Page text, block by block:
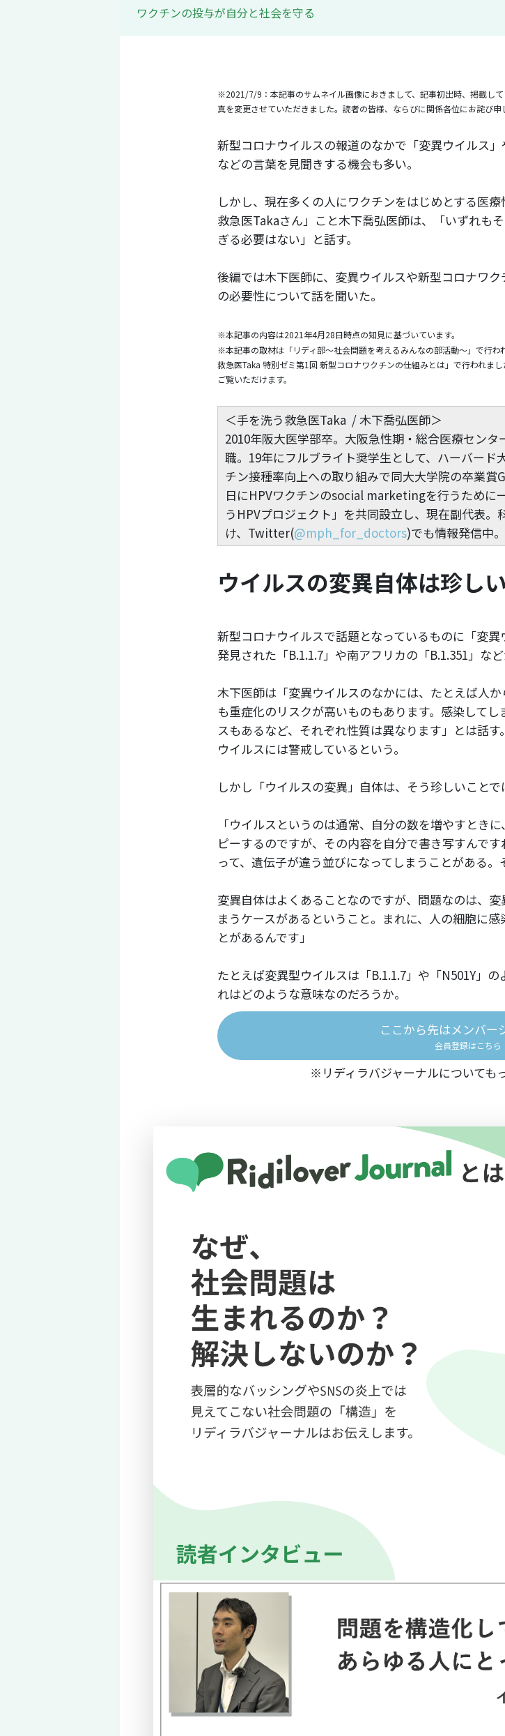
ワクチンの投与が自分と社会を守る
※2021/7/9：本記事のサムネイル画像におきまして、記事初出時、掲載し
真を変更させていただきました。読者の皆様、ならびに関係各位にお詫び申
新型コロナウイルスの報道のなかで「変異ウイルス」
などの言葉を見聞きする機会も多い。
しかし、現在多くの人にワクチンをはじめとする医
救急医Takaさん」こと木下喬弘医師は、「いずれも
ぎる必要はない」と話す。
後編では木下医師に、変異ウイルスや新型コロナワ
の必要性について話を聞いた。
※本記事の内容は2021年4月28日時点の知見に基づいています。
※本記事の取材は「リディ部〜社会問題を考えるみんなの部活動〜」で行
救急医Taka 特別ゼミ第1回 新型コロナワクチンの仕組みとは」で行われま
ご覧いただけます。
＜手を洗う救急医Taka / 木下喬弘医師＞
2010年阪大医学部卒。大阪急性期・総合医療セン
職。19年にフルブライト奨学生として、ハーバード
チン接種率向上への取り組みで同大大学院の卒業
日にHPVワクチンのsocial marketingを行うために
うHPVプロジェクト」を共同設立し、現在副代表
け、Twitter(@mph_for_doctors)でも情報発信中。
ウイルスの変異自体は珍し
新型コロナウイルスで話題となっているものに「変
発見された「B.1.1.7」や南アフリカの「B.1.351」など
木下医師は「変異ウイルスのなかには、たとえば人
も重症化のリスクが高いものもあります。感染して
スもあるなど、それぞれ性質は異なります」とは話
ウイルスには警戒しているという。
しかし「ウイルスの変異」自体は、そう珍しいことで
「ウイルスというのは通常、自分の数を増やすとき
ピーするのですが、その内容を自分で書き写すんで
って、遺伝子が違う並びになってしまうことがある。
変異自体はよくあることなのですが、問題なのは、
まうケースがあるということ。まれに、人の細胞に
とがあるんです」
たとえば変異型ウイルスは「B.1.1.7」や「N501Y」
れはどのような意味なのだろうか。
ここから先はメンバー
会員登録はこちら
※リディラバジャーナルについても